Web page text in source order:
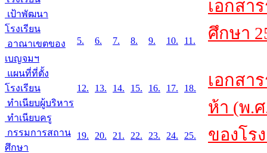
เป้าพัฒนา
โรงเรียน
อาณาเขตของ
เบญจมฯ
แผนที่ที่ตั้ง
โรงเรียน
ทำเนียบผู้บริหาร
ทำเนียบครู
กรรมการสถาน
ศึกษา
5. 6. 7. 8. 9. 10. 11.
12. 13. 14. 15. 16. 17. 18.
19. 20. 21. 22. 23. 24. 25.
เอกสา
ศึกษา
เอกสา
ห้า (พ.
ของโร